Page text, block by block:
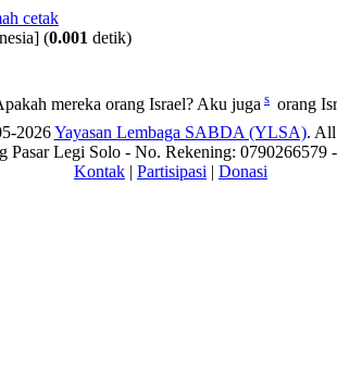
(0.001 detik)
mereka orang Israel? Aku juga s orang
2026Yayasan Lembaga SABDA (YLSA). All
Pasar Legi Solo - No. Rekening: 0790266579
Kontak | Partisipasi | Donasi